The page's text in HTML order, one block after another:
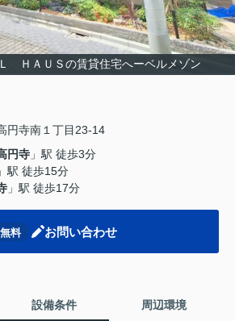
Ｌ ＨＡＵＳの賃貸住宅へーベルメゾン
円寺南１丁目23-14
円寺 」駅 徒歩3分
」駅 徒歩15分
」駅 徒歩17分
無料 お問い合わせ
設備条件 周辺環境